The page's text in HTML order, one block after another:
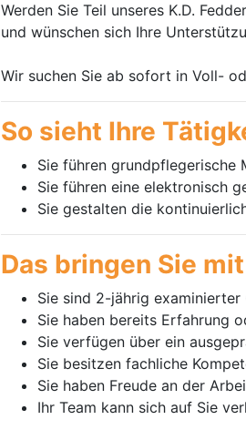
Werden Sie Teil unseres K.D.
und wünschen sich Ihre
Wir suchen Sie ab sofort in Voll-
So sieht Ihre
Sie führen grundpflegerische
Sie führen eine elektronisch
Sie gestalten die
Das bringen Sie mit
Sie sind 2-jährig
Sie haben bereits Erfahrung
Sie verfügen über ein
Sie besitzen fachliche
Sie haben Freude an der
Ihr Team kann sich auf Sie